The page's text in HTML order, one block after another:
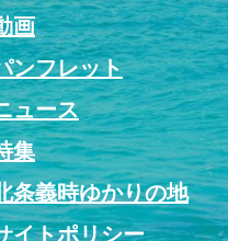
画
ンフレット
ュース
集
条義時ゆかりの地
イトポリシー